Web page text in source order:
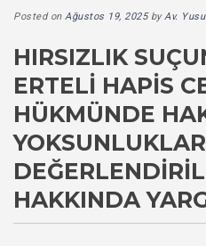
Posted on Ağustos 19, 2025byAv.
HIRSIZLIK
ERTELI HAPIS
HÜKMÜNDE
HAKKINDA